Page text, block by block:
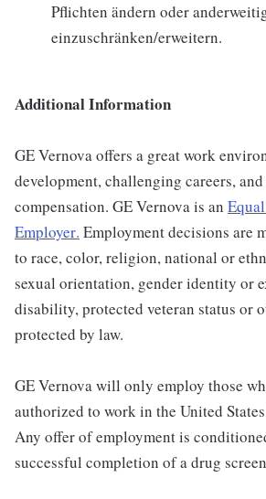
Pflichten ändern oder
einzuschränken/erweitern.
Additional Information
GE Vernova offers a great work
development, challenging careers,
compensation. GE Vernova is an
Employer. Employment decisions are
to race, color, religion, national or
sexual orientation, gender identity or
disability, protected veteran status or
protected by law.
GE Vernova will only employ those
authorized to work in the United
Any offer of employment is
successful completion of a drug